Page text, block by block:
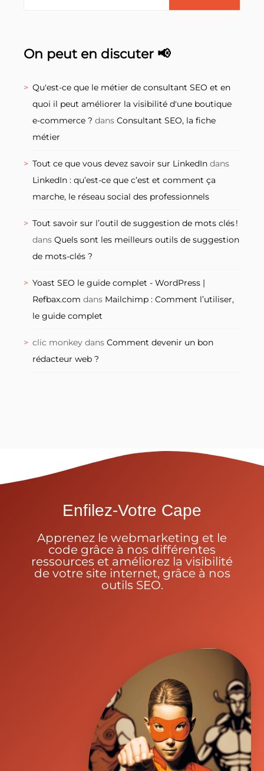
On peut en discuter 📢
Qu'est-ce que le métier de consultant SEO et en
quoi il peut améliorer la visibilité d'une boutique
e-commerce ? dans Consultant SEO, la fiche
métier
Tout ce que vous devez savoir sur LinkedIn dans
LinkedIn : qu’est-ce que c’est et comment ça
marche, le réseau social des professionnels
Tout savoir sur l’outil de suggestion de mots clés !
dans Quels sont les meilleurs outils de suggestion
de mots-clés ?
Yoast SEO le guide complet - WordPress |
Refbax.com dans Mailchimp : Comment l’utiliser,
le guide complet
clic monkey dans Comment devenir un bon
rédacteur web ?
Enfilez-Votre Cape
Apprenez le webmarketing et le
code grâce à nos différentes
ressources et améliorez la visibilité
de votre site internet, grâce à nos
outils SEO.